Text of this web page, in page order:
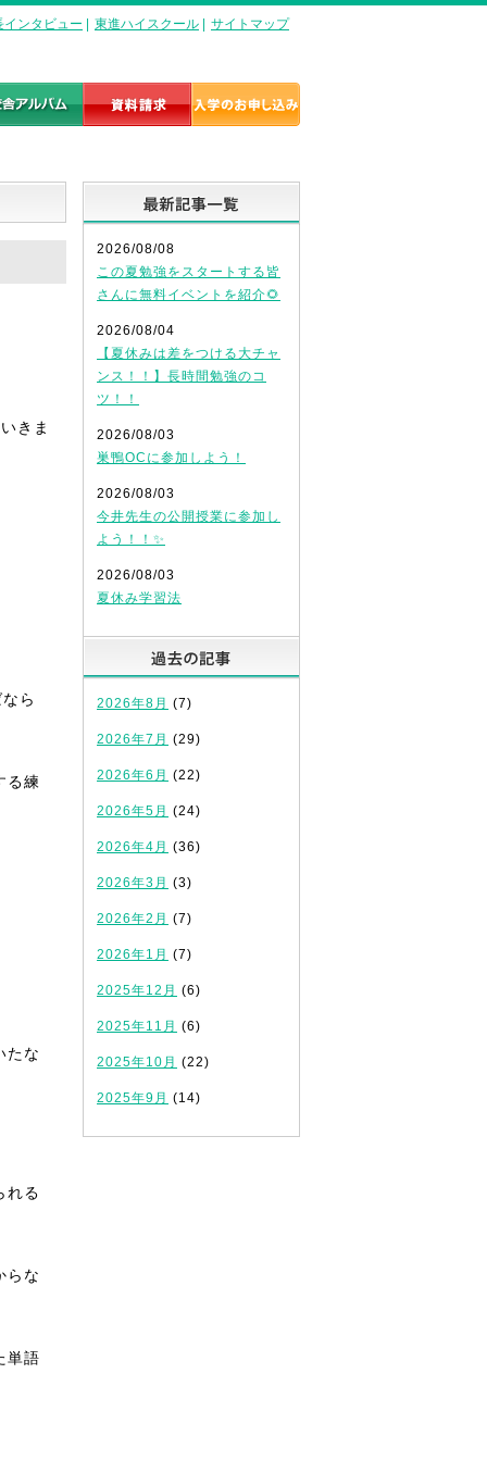
インタビュー 東進ハイスクール サイトマップ
きま
ら
る練
たな
れる
らな
単語
2026/08/08
この夏勉強をスタートする皆
さんに無料イベントを紹介🌻
2026/08/04
【夏休みは差をつける大チャ
ンス！！】長時間勉強のコ
ツ！！
2026/08/03
巣鴨OCに参加しよう！
2026/08/03
今井先生の公開授業に参加し
よう！！✨
2026/08/03
夏休み学習法
2026年8月 (7)
2026年7月 (29)
2026年6月 (22)
2026年5月 (24)
2026年4月 (36)
2026年3月 (3)
2026年2月 (7)
2026年1月 (7)
2025年12月 (6)
2025年11月 (6)
2025年10月 (22)
2025年9月 (14)